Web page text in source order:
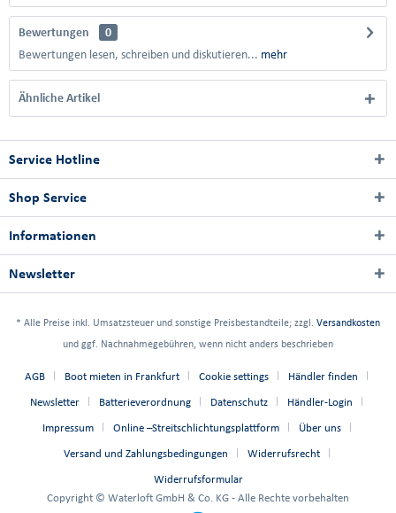
Bewertungen
0
Bewertungen lesen, schreiben und diskutieren... mehr
Ähnliche Artikel
Service Hotline
Shop Service
Informationen
Newsletter
* Alle Preise inkl. Umsatzsteuer und sonstige Preisbestandteile; zzgl. Versandkosten
und ggf. Nachnahmegebühren, wenn nicht anders beschrieben
AGB Boot mieten in Frankfurt Cookie settings Händler finden
Newsletter Batterieverordnung Datenschutz Händler-Login
Impressum Online –Streitschlichtungsplattform Über uns
Versand und Zahlungsbedingungen Widerrufsrecht
Widerrufsformular
Copyright © Waterloft GmbH & Co. KG - Alle Rechte vorbehalten